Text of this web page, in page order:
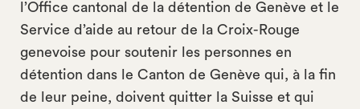
l’Office cantonal de la détention de Genève et le
Service d’aide au retour de la Croix-Rouge
genevoise pour soutenir les personnes en
détention dans le Canton de Genève qui, à la fin
de leur peine, doivent quitter la Suisse et qui